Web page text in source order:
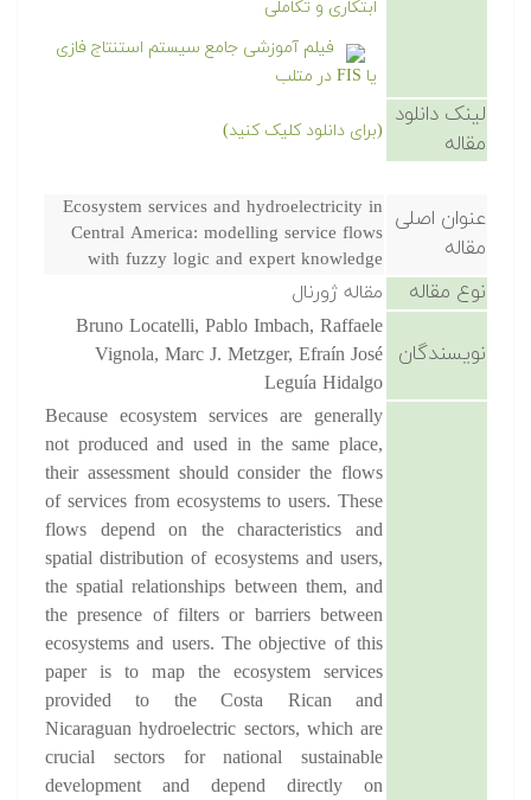
ابتکاری و تکاملی
فیلم آموزشی جامع سیستم استنتاج فازی
یا FIS در متلب
لینک دانلود
مقاله
(برای دانلود کلیک کنید)
عنوان اصلی
مقاله
Ecosystem services and hydroelectricity in
Central America: modelling service flows
with fuzzy logic and expert knowledge
نوع مقاله مقاله ژورنال
نویسندگان
Bruno Locatelli, Pablo Imbach, Raffaele
Vignola, Marc J. Metzger, Efraín José
Leguía Hidalgo
Because ecosystem services are generally
not produced and used in the same place,
their assessment should consider the flows
of services from ecosystems to users. These
flows depend on the characteristics and
spatial distribution of ecosystems and users,
the spatial relationships between them, and
the presence of filters or barriers between
ecosystems and users. The objective of this
paper is to map the ecosystem services
provided to the Costa Rican and
Nicaraguan hydroelectric sectors, which are
crucial sectors for national sustainable
development and depend directly on